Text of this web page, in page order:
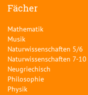
Fächer
Mathematik
Musik
Naturwissenschaften 5/6
Naturwissenschaften 7-10
Neugriechisch
Philosophie
Physik